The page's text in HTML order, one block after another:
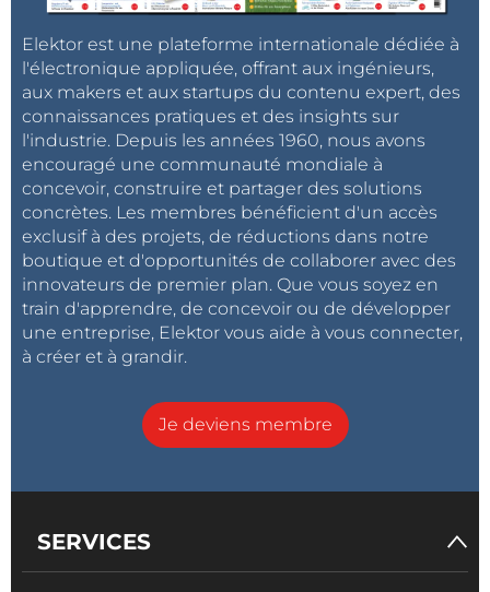
Elektor est une plateforme internationale dédiée à
l'électronique appliquée, offrant aux ingénieurs,
aux makers et aux startups du contenu expert, des
connaissances pratiques et des insights sur
l'industrie. Depuis les années 1960, nous avons
encouragé une communauté mondiale à
concevoir, construire et partager des solutions
concrètes. Les membres bénéficient d'un accès
exclusif à des projets, de réductions dans notre
boutique et d'opportunités de collaborer avec des
innovateurs de premier plan. Que vous soyez en
train d'apprendre, de concevoir ou de développer
une entreprise, Elektor vous aide à vous connecter,
à créer et à grandir.
Je deviens membre
SERVICES